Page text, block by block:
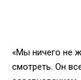
«Мы ничего не
смотреть. Он